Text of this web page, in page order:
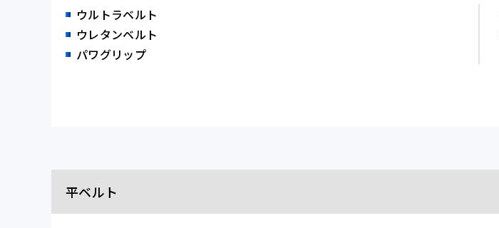
ウルトラベルト
ウレタンベルト
パワグリップ
平ベルト